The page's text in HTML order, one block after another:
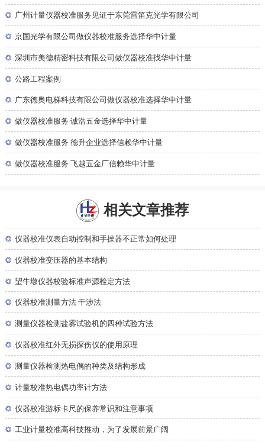
◎ 广州计量仪器校准服务见证于东莞雷笛克光学有限公司
◎ 京国光学有限公司做仪器校准服务选择华中计量
◎ 深圳市美德精密科技有限公司做仪器校准找华中计量
◎ 公路工程案例
◎ 广东德奥电梯科技有限公司做仪器校准选择华中计量
◎ 做仪器校准服务 诚浩五金选择华中计量
◎ 做仪器校准服务 德升企业选择信赖华中计量
◎ 做仪器校准服务 飞越五金厂信赖华中计量
相关文章推荐
◎ 仪器校准仪表自动控制和手操器不正常如何处理
◎ 仪器校准变压器的基本结构
◎ 望牛墩仪器校验标准声源检定方法
◎ 仪器校准测量方法 干涉法
◎ 测量仪器检测盐雾试验机的四种试验方法
◎ 仪器校准红外无损探伤仪的使用原理
◎ 测量仪器检测热电偶的种类及结构形成
◎ 计量校准热电偶功率计方法
◎ 仪器校准游标卡尺的保养常识和注意事项
◎ 工业计量校准高科技推动，为了发展前景广阔